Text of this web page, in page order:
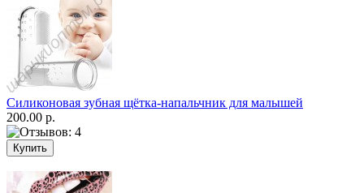
Силиконовая зубная щётка-напальчник для малышей
200.00 р.